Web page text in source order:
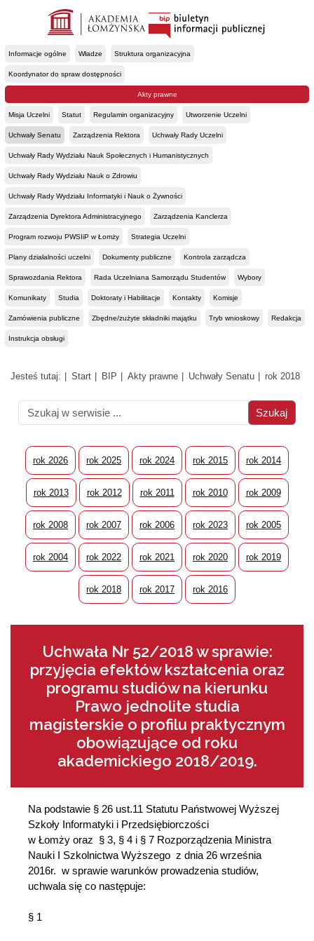
Informacje ogólne Władze Struktura organizacyjna
Koordynator do spraw dostępności
Akty prawne
Misja Uczelni Statut Regulamin organizacyjny Utworzenie Uczelni
Uchwały Senatu Zarządzenia Rektora Uchwały Rady Uczelni
Uchwały Rady Wydziału Nauk Społecznych i Humanistycznych
Uchwały Rady Wydziału Nauk o Zdrowiu
Uchwały Rady Wydziału Informatyki i Nauk o Żywności
Zarządzenia Dyrektora Administracyjnego Zarządzenia Kanclerza
Program rozwoju PWSIiP w Łomży Strategia Uczelni
Plany działalności uczelni Dokumenty publiczne Kontrola zarządcza
Sprawozdania Rektora Rada Uczelniana Samorządu Studentów Wybory
Komunikaty Studia Doktoraty i Habilitacje Kontakty Komisje
Zamówienia publiczne Zbędne/zużyte składniki majątku Tryb wnioskowy Redakcja
Instrukcja obsługi
Jesteś tutaj: Start BIP Akty prawne Uchwały Senatu rok 2018
rok 2026 rok 2025 rok 2024 rok 2015 rok 2014
rok 2013 rok 2012 rok 2011 rok 2010 rok 2009
rok 2008 rok 2007 rok 2006 rok 2023 rok 2005
rok 2004 rok 2022 rok 2021 rok 2020 rok 2019
rok 2018 rok 2017 rok 2016
Uchwała Nr 52/2018 w sprawie:
przyjęcia efektów kształcenia oraz
programu studiów na kierunku
Prawo jednolite studia
magisterskie o profilu praktycznym
obowiązujące od roku
akademickiego 2018/2019.
Na podstawie § 26 ust.11 Statutu Państwowej Wyższej
Szkoły Informatyki i Przedsiębiorczości
w Łomży oraz § 3, § 4 i § 7 Rozporządzenia Ministra
Nauki I Szkolnictwa Wyższego z dnia 26 września
2016r. w sprawie warunków prowadzenia studiów,
uchwala się co następuje:
§ 1